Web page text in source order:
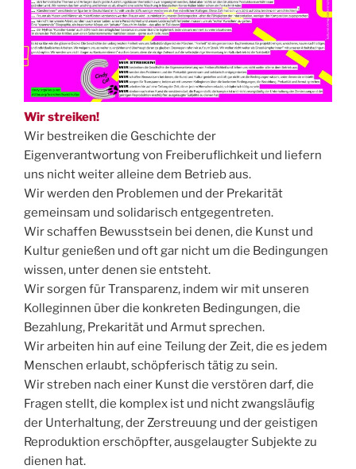
Wir streiken!
Wir bestreiken die Geschichte der
Eigenverantwortung von Freiberuflichkeit und liefern
uns nicht weiter alleine dem Betrieb aus.
Wir werden den Problemen und der Prekarität
gemeinsam und solidarisch entgegentreten.
Wir schaffen Bewusstsein bei denen, die Kunst und
Kultur genießen und oft gar nicht um die Bedingungen
wissen, unter denen sie entsteht.
Wir sorgen für Transparenz, indem wir mit unseren
Kolleginnen über die konkreten Bedingungen, die
Bezahlung, Prekarität und Armut sprechen.
Wir arbeiten hin auf eine Teilung der Zeit, die es jedem
Menschen erlaubt, schöpferisch tätig zu sein.
Wir streben nach einer Kunst die verstören darf, die
Fragen stellt, die komplex ist und nicht zwangsläufig
der Unterhaltung, der Zerstreuung und der geistigen
Reproduktion erschöpfter, ausgelaugter Subjekte zu
dienen hat.